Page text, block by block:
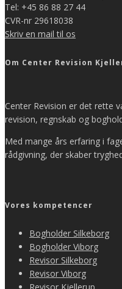
Tel: +45 86 88 27 44
CVR-nr 29618038
Skriv en mail til os
Om Center Revision
Center Revision er det rette
revision, regnskab og
Med mange års erfaring i
rådgivning, der skaber
Vores kompetencer
Bogholder Silkeborg
Bogholder Viborg
Revisor Silkeborg
Revisor Viborg